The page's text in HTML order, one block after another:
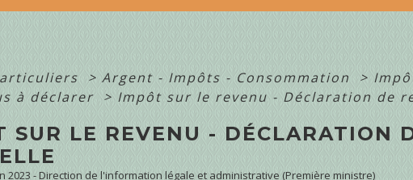
> Argent - Impôts - Consommation >
à déclarer > Impôt sur le revenu - Déclaration de
SUR LE REVENU - DÉCLARATION
2023 - Direction de l'information légale et administrative (Première ministre)